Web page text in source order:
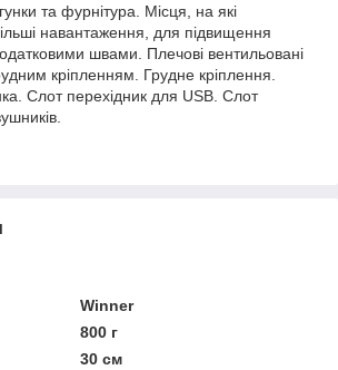
та фурнітура. Місця, на які
навантаження, для підвищення
швами. Плечові вентильовані
кріпленням. Грудне кріплення.
Слот перехідник для USB. Слот
Winner
800 г
30 см